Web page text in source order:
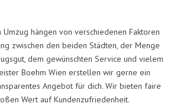
hängen von verschiedenen Faktoren
zwischen den beiden Städten, der Menge
dem gewünschten Service und vielem
Boehm Wien erstellen wir gerne ein
Angebot für dich. Wir bieten faire
Wert auf Kundenzufriedenheit.